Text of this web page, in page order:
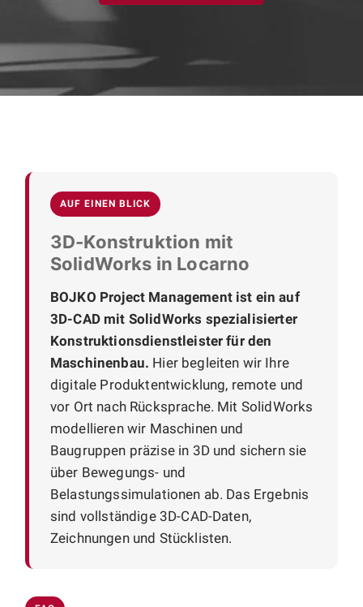
AUF EINEN BLICK
3D-Konstruktion mit
SolidWorks in Locarno
BOJKO Project Management ist ein auf
3D-CAD mit SolidWorks spezialisierter
Konstruktionsdienstleister für den
Maschinenbau. Hier begleiten wir Ihre
digitale Produktentwicklung, remote und
vor Ort nach Rücksprache. Mit SolidWorks
modellieren wir Maschinen und
Baugruppen präzise in 3D und sichern sie
über Bewegungs- und
Belastungssimulationen ab. Das Ergebnis
sind vollständige 3D-CAD-Daten,
Zeichnungen und Stücklisten.